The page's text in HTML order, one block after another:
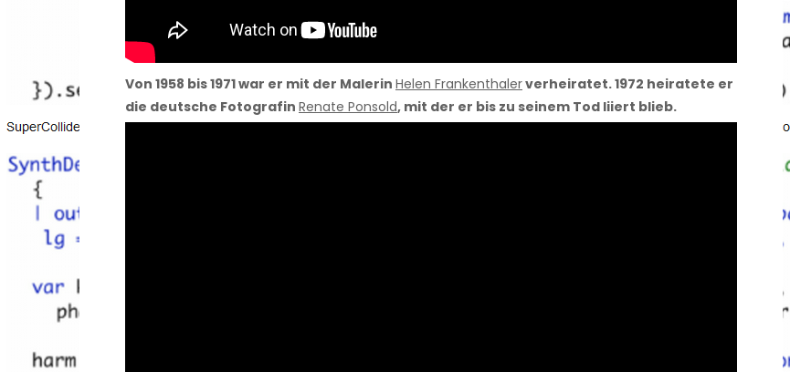
Von 1958 bis 1971 war er mit der Malerin Helen Frankenthalerverheiratet.1972 heiratete er
die deutsche Fotografin Renate Ponsold, mit der er bis zu seinem Tod liiert blieb.